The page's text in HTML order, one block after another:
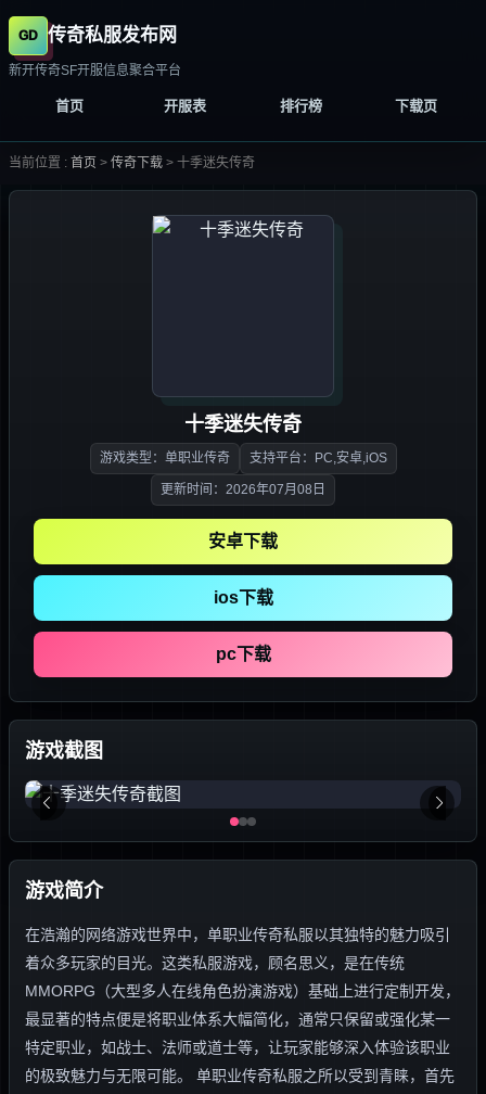
传奇私服发布网
新开传奇SF开服信息聚合平台
首页 开服表 排行榜 下载页
当前位置 : 首页 > 传奇下载 > 十季迷失传奇
十季迷失传奇
游戏类型：单职业传奇 支持平台：PC,安卓,iOS
更新时间：2026年07月08日
安卓下载
ios下载
pc下载
游戏截图
游戏简介
在浩瀚的网络游戏世界中，单职业传奇私服以其独特的魅力吸引
着众多玩家的目光。这类私服游戏，顾名思义，是在传统
MMORPG（大型多人在线角色扮演游戏）基础上进行定制开发，
最显著的特点便是将职业体系大幅简化，通常只保留或强化某一
特定职业，如战士、法师或道士等，让玩家能够深入体验该职业
的极致魅力与无限可能。 单职业传奇私服之所以受到青睐，首先